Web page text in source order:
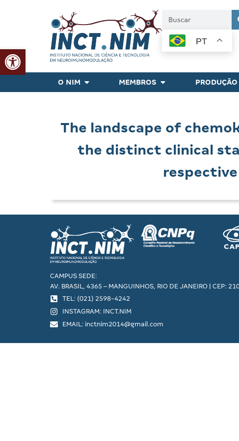
Abrir a barra de ferramentas
PT
O NIM MEMBROS
The landscape of
the distinct clinical
CAMPUS SEDE:
AV. BRASIL, 4365 – MANGUINHOS, RIO DE JANEIRO | CEP:
TEL: (021) 2598-4242
INSTAGRAM: INCT.NIM
EMAIL: inctnim2014@gmail.com